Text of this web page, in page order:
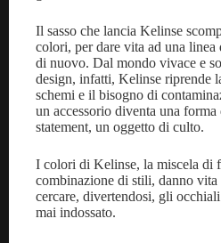
Il sasso che lancia Kelinse
colori, per dare vita ad una
di nuovo. Dal mondo vivace e
design, infatti, Kelinse riprende
schemi e il bisogno di
un accessorio diventa una
statement, un oggetto di culto.
I colori di Kelinse, la miscela di
combinazione di stili, danno vita
cercare, divertendosi, gli
mai indossato.